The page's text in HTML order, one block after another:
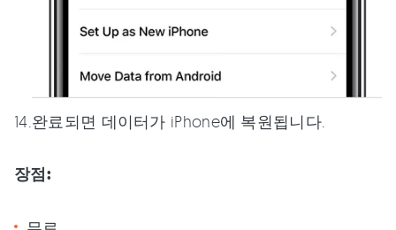
완료되면 데이터가 iPhone에 복원됩니다.
장점: